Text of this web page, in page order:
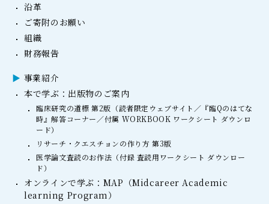
沿革
ご寄附のお願い
組織
財務報告
事業紹介
本で学ぶ：出版物のご案内
臨床研究の道標 第2版（読者限定ウェブサイト／『臨Qのはてな
時』解答コーナー／付属 WORKBOOK ワークシート ダウンロ
ード）
リサーチ・クエスチョンの作り方 第3版
医学論文査読のお作法（付録 査読用ワークシート ダウンロー
ド）
オンラインで学ぶ：MAP（Midcareer Academic
learning Program）